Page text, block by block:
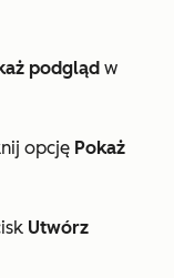
podgląd w
opcję Pokaż
Utwórz